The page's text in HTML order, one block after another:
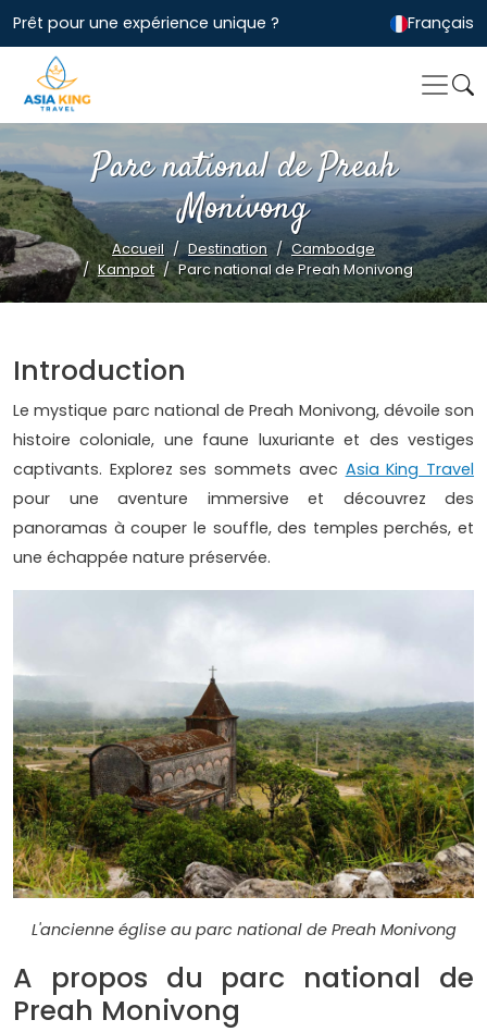
Prêt pour une expérience unique ? Français
Parc national de Preah
Monivong
Accueil Destination
Cambodge
Kampot
Parc national de Preah Monivong
Introduction
Le mystique parc national de Preah Monivong, dévoile son
histoire coloniale, une faune luxuriante et des vestiges
captivants. Explorez ses sommets avec Asia King Travel
pour une aventure immersive et découvrez des
panoramas à couper le souffle, des temples perchés, et
une échappée nature préservée.
L'ancienne église au parc national de Preah Monivong
A propos du parc national de
Preah Monivong